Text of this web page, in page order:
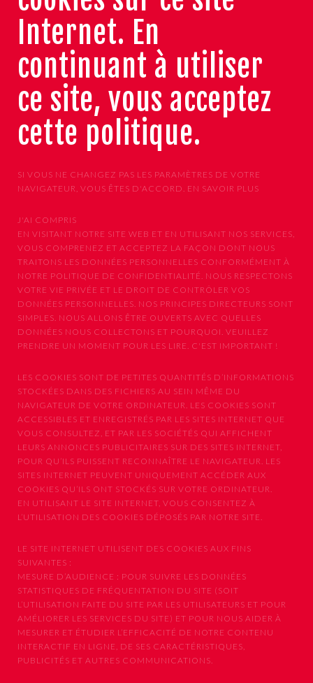
Internet. En
continuant à utiliser
ce site, vous acceptez
cette politique.
SI VOUS NE CHANGEZ PAS LES PARAMÈTRES DE VOTRE
NAVIGATEUR, VOUS ÊTES D'ACCORD. EN SAVOIR PLUS
J'AI COMPRIS
EN VISITANT NOTRE SITE WEB ET EN UTILISANT NOS SERVICES,
VOUS COMPRENEZ ET ACCEPTEZ LA FAÇON DONT NOUS
TRAITONS LES DONNÉES PERSONNELLES CONFORMÉMENT À
NOTRE POLITIQUE DE CONFIDENTIALITÉ. NOUS RESPECTONS
VOTRE VIE PRIVÉE ET LE DROIT DE CONTRÔLER VOS
DONNÉES PERSONNELLES. NOS PRINCIPES DIRECTEURS SONT
SIMPLES. NOUS ALLONS ÊTRE OUVERTS AVEC QUELLES
DONNÉES NOUS COLLECTONS ET POURQUOI. VEUILLEZ
PRENDRE UN MOMENT POUR LES LIRE. C'EST IMPORTANT !
LES COOKIES SONT DE PETITES QUANTITÉS D’INFORMATIONS
STOCKÉES DANS DES FICHIERS AU SEIN MÊME DU
NAVIGATEUR DE VOTRE ORDINATEUR. LES COOKIES SONT
ACCESSIBLES ET ENREGISTRÉS PAR LES SITES INTERNET QUE
VOUS CONSULTEZ, ET PAR LES SOCIÉTÉS QUI AFFICHENT
LEURS ANNONCES PUBLICITAIRES SUR DES SITES INTERNET,
POUR QU’ILS PUISSENT RECONNAÎTRE LE NAVIGATEUR. LES
SITES INTERNET PEUVENT UNIQUEMENT ACCÉDER AUX
COOKIES QU’ILS ONT STOCKÉS SUR VOTRE ORDINATEUR.
EN UTILISANT LE SITE INTERNET, VOUS CONSENTEZ À
L’UTILISATION DES COOKIES DÉPOSÉS PAR NOTRE SITE.
LE SITE INTERNET UTILISENT DES COOKIES AUX FINS
SUIVANTES :
MESURE D’AUDIENCE : POUR SUIVRE LES DONNÉES
STATISTIQUES DE FRÉQUENTATION DU SITE (SOIT
L’UTILISATION FAITE DU SITE PAR LES UTILISATEURS ET POUR
AMÉLIORER LES SERVICES DU SITE) ET POUR NOUS AIDER À
MESURER ET ÉTUDIER L’EFFICACITÉ DE NOTRE CONTENU
INTERACTIF EN LIGNE, DE SES CARACTÉRISTIQUES,
PUBLICITÉS ET AUTRES COMMUNICATIONS.